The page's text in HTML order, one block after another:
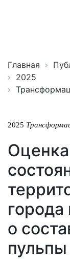
Главная
2025
2025
Оценка
о
пульпы